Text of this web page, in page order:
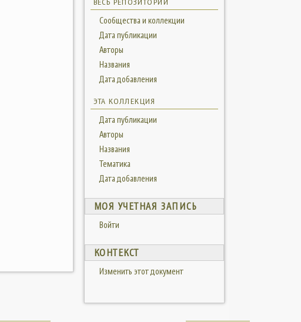
Сообщества и коллекции
Дата публикации
Авторы
Названия
Дата добавления
ЭТА КОЛЛЕКЦИЯ
Дата публикации
Авторы
Названия
Тематика
Дата добавления
МОЯ УЧЕТНАЯ ЗАПИСЬ
Войти
КОНТЕКСТ
Изменить этот документ